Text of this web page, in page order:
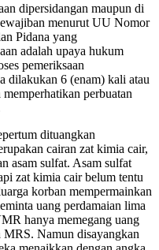
dipersidangan maupun di
menurut UU Nomor
Pidana yang
adalah upaya hukum
pemeriksaan
dilakukan 6 (enam) kali atau
perbuatan
dituangkan
cairan zat kimia cair,
asam sulfat. Asam sulfat
zat kimia cair belum tentu
korban mempermainkan
uang perdamaian lima
hanya memegang uang
Namun disayangkan